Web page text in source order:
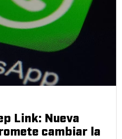
Link: Nueva
cambiar la